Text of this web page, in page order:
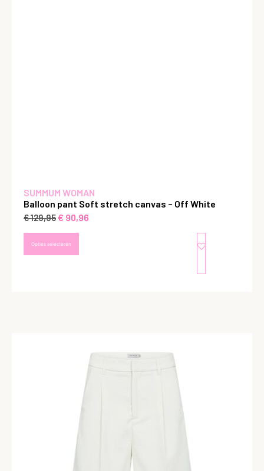
SUMMUM WOMAN
Balloon pant Soft stretch canvas – Off White
€129,95€ 90,96
Opties selecteren